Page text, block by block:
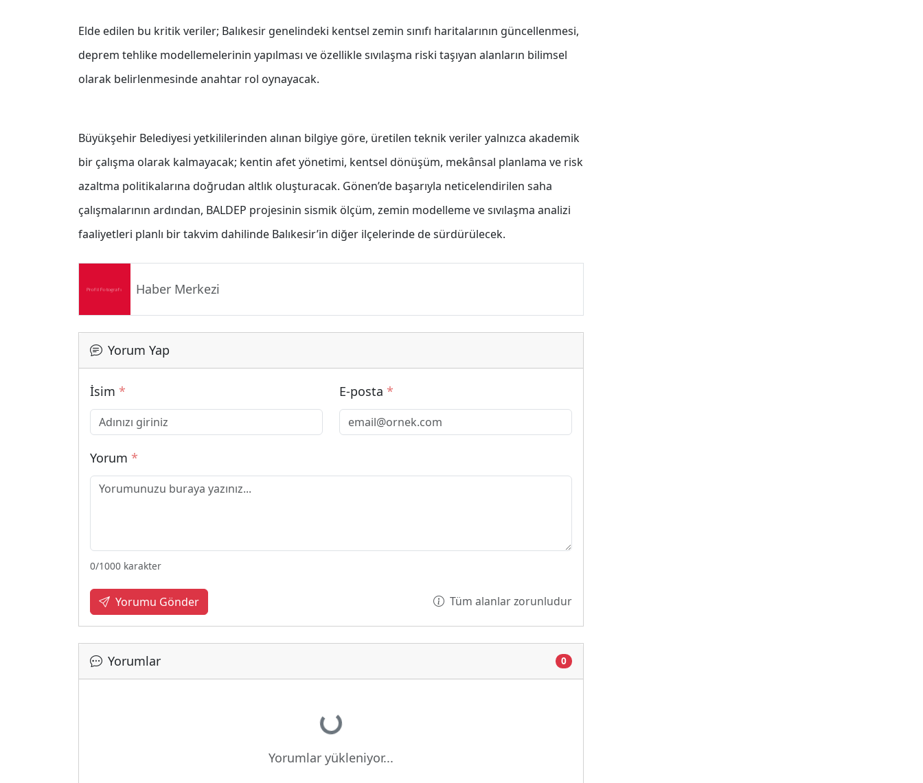
Elde edilen bu kritik veriler; Balıkesir genelindeki kentsel zemin sınıfı haritalarının güncellenmesi,
deprem tehlike modellemelerinin yapılması ve özellikle sıvılaşma riski taşıyan alanların bilimsel
olarak belirlenmesinde anahtar rol oynayacak.
Büyükşehir Belediyesi yetkililerinden alınan bilgiye göre, üretilen teknik veriler yalnızca akademik
bir çalışma olarak kalmayacak; kentin afet yönetimi, kentsel dönüşüm, mekânsal planlama ve risk
azaltma politikalarına doğrudan altlık oluşturacak. Gönen’de başarıyla neticelendirilen saha
çalışmalarının ardından, BALDEP projesinin sismik ölçüm, zemin modelleme ve sıvılaşma analizi
faaliyetleri planlı bir takvim dahilinde Balıkesir’in diğer ilçelerinde de sürdürülecek.
Haber Merkezi
Yorum Yap
İsim * E-posta *
Yorum *
0/1000 karakter
Yorumu Gönder Tüm alanlar zorunludur
Yorumlar 0
Yükleniyor...
Yorumlar yükleniyor...